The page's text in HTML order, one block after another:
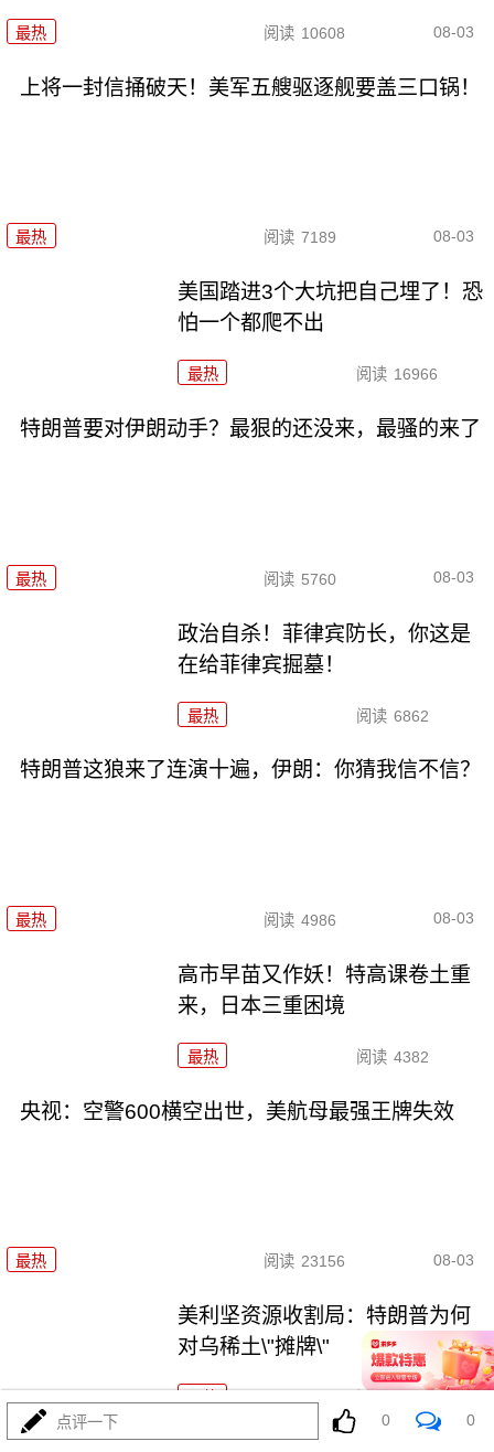
最热 阅读 10608 08-03
上将一封信捅破天！美军五艘驱逐舰要盖三口锅！
最热 阅读 7189 08-03
美国踏进3个大坑把自己埋了！恐
怕一个都爬不出
最热 阅读 16966
特朗普要对伊朗动手？最狠的还没来，最骚的来了
最热 阅读 5760 08-03
政治自杀！菲律宾防长，你这是
在给菲律宾掘墓！
最热 阅读 6862
特朗普这狼来了连演十遍，伊朗：你猜我信不信？
最热 阅读 4986 08-03
高市早苗又作妖！特高课卷土重
来，日本三重困境
最热 阅读 4382
央视：空警600横空出世，美航母最强王牌失效
最热 阅读 23156 08-03
美利坚资源收割局：特朗普为何
对乌稀土\"摊牌\"
点评一下 0 0